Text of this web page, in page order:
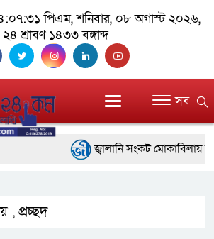
পিএম, শনিবার, ০৮ অগাস্ট ২০২৬,
২৪ শ্রাবণ ১৪৩৩ বঙ্গাব্দ
সব
জ্বালানি সংকট মোকাবিলায়
, প্রচ্ছদ